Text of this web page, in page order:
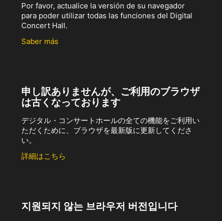
Por favor, actualice la versión de su navegador
para poder utilizar todas las funciones del Digital
Concert Hall.
Saber más
申し訳ありませんが、ご利用のブラウザ
は古くなっております
デジタル・コンサートホールの全ての機能をご利用い
ただくために、ブラウザを最新版に更新してくださ
い。
詳細はこちら
지원되지 않는 브라우저 버전입니다